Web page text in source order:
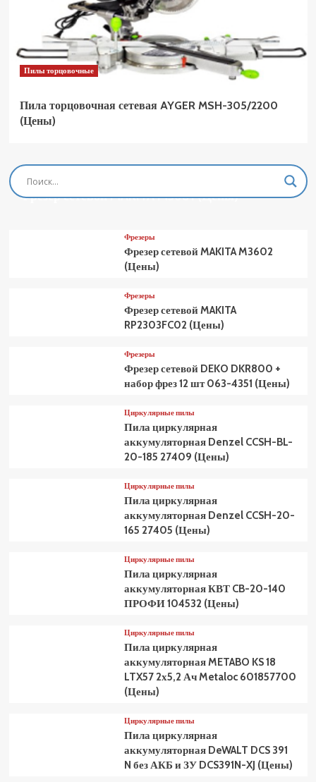
Пилы торцовочные
Пила торцовочная сетевая AYGER MSH-305/2200
(Цены)
Фрезеры
Фрезер сетевой MAKITA M3601 (Цены)
Фрезеры
Фрезер сетевой MAKITA M3602
(Цены)
Фрезеры
Фрезер сетевой MAKITA
RP2303FC02 (Цены)
Фрезеры
Фрезер сетевой DEKO DKR800 +
набор фрез 12 шт 063-4351 (Цены)
Циркулярные пилы
Пила циркулярная
аккумуляторная Denzel CCSH-BL-
20-185 27409 (Цены)
Циркулярные пилы
Пила циркулярная
аккумуляторная Denzel CCSH-20-
165 27405 (Цены)
Циркулярные пилы
Пила циркулярная
аккумуляторная КВТ CB-20-140
ПРОФИ 104532 (Цены)
Циркулярные пилы
Пила циркулярная
аккумуляторная METABO KS 18
LTX57 2х5,2 Ач Metaloc 601857700
(Цены)
Циркулярные пилы
Пила циркулярная
аккумуляторная DeWALT DCS 391
N без АКБ и ЗУ DCS391N-XJ (Цены)